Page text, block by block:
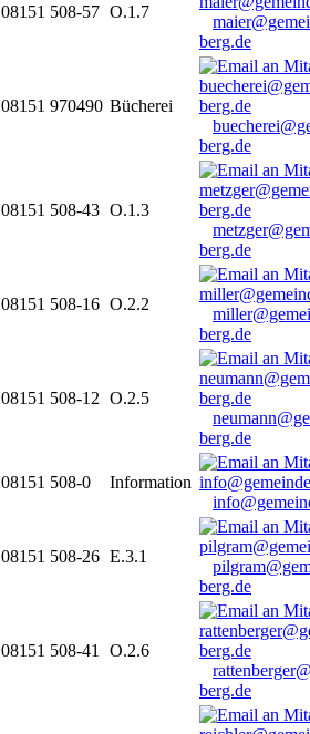
08151 508-57 O.1.7
berg.de
08151 970490 Bücherei
berg.de
08151 508-43 O.1.3
berg.de
08151 508-16 O.2.2
berg.de
08151 508-12 O.2.5
berg.de
08151 508-0
Information
08151 508-26 E.3.1
berg.de
08151 508-41
O.2.6
berg.de